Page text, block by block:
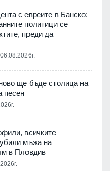
с евреите в Банско:
политици се
преди да
06.08.2026г.
ще бъде столица на
песен
всичките
мъжа на
в Пловдив